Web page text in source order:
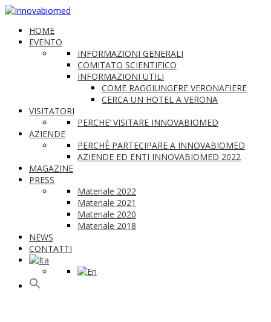
HOME
EVENTO
INFORMAZIONI GENERALI
COMITATO SCIENTIFICO
INFORMAZIONI UTILI
COME RAGGIUNGERE VERONAFIERE
CERCA UN HOTEL A VERONA
VISITATORI
PERCHE’ VISITARE INNOVABIOMED
AZIENDE
PERCHÈ PARTECIPARE A INNOVABIOMED
AZIENDE ED ENTI INNOVABIOMED 2022
MAGAZINE
PRESS
Materiale 2022
Materiale 2021
Materiale 2020
Materiale 2018
NEWS
CONTATTI